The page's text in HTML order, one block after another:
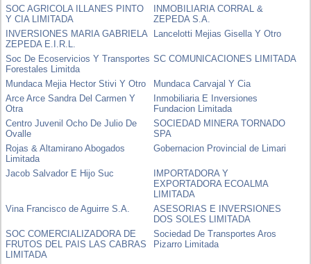
SOC AGRICOLA ILLANES PINTO
Y CIA LIMITADA
INMOBILIARIA CORRAL &
ZEPEDA S.A.
INVERSIONES MARIA GABRIELA
ZEPEDA E.I.R.L.
Lancelotti Mejias Gisella Y Otro
Soc De Ecoservicios Y Transportes
Forestales Limitda
SC COMUNICACIONES LIMITADA
Mundaca Mejia Hector Stivi Y Otro
Mundaca Carvajal Y Cia
Arce Arce Sandra Del Carmen Y
Otra
Inmobiliaria E Inversiones
Fundacion Limitada
Centro Juvenil Ocho De Julio De
Ovalle
SOCIEDAD MINERA TORNADO
SPA
Rojas & Altamirano Abogados
Limitada
Gobernacion Provincial de Limari
Jacob Salvador E Hijo Suc
IMPORTADORA Y
EXPORTADORA ECOALMA
LIMITADA
Vina Francisco de Aguirre S.A.
ASESORIAS E INVERSIONES
DOS SOLES LIMITADA
SOC COMERCIALIZADORA DE
FRUTOS DEL PAIS LAS CABRAS
LIMITADA
Sociedad De Transportes Aros
Pizarro Limitada